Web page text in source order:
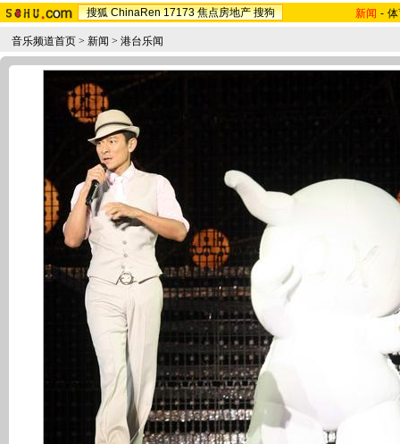
搜狐 ChinaRen 17173 焦点房地产 搜狗 新闻 -
音乐频道首页 > 新闻 > 港台乐闻